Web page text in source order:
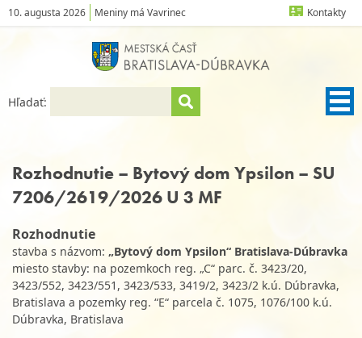
10. augusta 2026 Meniny má Vavrinec Kontakty
Hľadať:
Rozhodnutie – Bytový dom Ypsilon – SU
7206/2619/2026 U 3 MF
Rozhodnutie
stavba s názvom: „Bytový dom Ypsilon“ Bratislava-Dúbravka
miesto stavby: na pozemkoch reg. „C“ parc. č. 3423/20,
3423/552, 3423/551, 3423/533, 3419/2, 3423/2 k.ú. Dúbravka,
Bratislava a pozemky reg. “E“ parcela č. 1075, 1076/100 k.ú.
Dúbravka, Bratislava